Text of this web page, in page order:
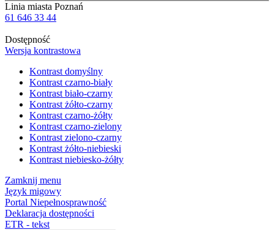
Linia miasta Poznań
61 646 33 44
Dostępność
Wersja kontrastowa
Kontrast domyślny
Kontrast czarno-biały
Kontrast biało-czarny
Kontrast żółto-czarny
Kontrast czarno-żółty
Kontrast czarno-zielony
Kontrast zielono-czarny
Kontrast żółto-niebieski
Kontrast niebiesko-żółty
Zamknij menu
Język migowy
Portal Niepełnosprawność
Deklaracja dostępności
ETR - tekst